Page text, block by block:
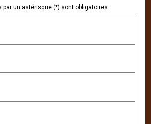
par un astérisque (*) sont obligatoires